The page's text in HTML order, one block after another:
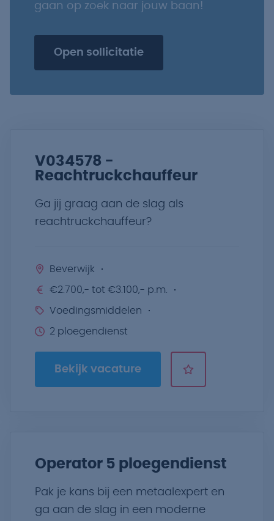
gaan op zoek naar jouw baan!
Open sollicitatie
V034578 -
Reachtruckchauffeur
Ga jij graag aan de slag als
reachtruckchauffeur?
Beverwijk
€2.700,- tot €3.100,- p.m.
Voedingsmiddelen
2 ploegendienst
Bekijk vacature
Operator 5 ploegendienst
Pak je kans bij een metaalexpert en
ga aan de slag in een moderne